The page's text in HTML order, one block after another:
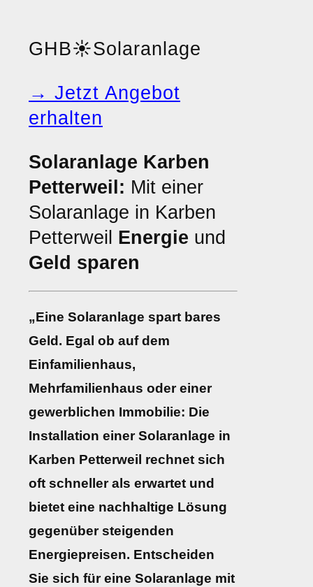
GHB☀️Solaranlage
→ Jetzt Angebot
erhalten
Solaranlage Karben
Petterweil: Mit einer
Solaranlage in Karben
Petterweil Energie und
Geld sparen
„Eine Solaranlage spart bares
Geld. Egal ob auf dem
Einfamilienhaus,
Mehrfamilienhaus oder einer
gewerblichen Immobilie: Die
Installation einer Solaranlage in
Karben Petterweil rechnet sich
oft schneller als erwartet und
bietet eine nachhaltige Lösung
gegenüber steigenden
Energiepreisen. Entscheiden
Sie sich für eine Solaranlage mit